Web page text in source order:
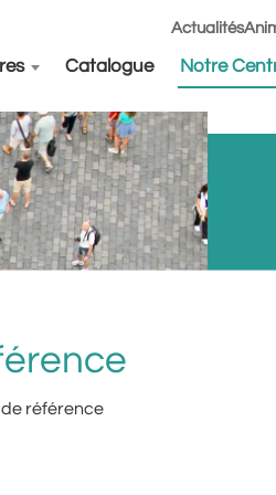
Actualités
Catalogue Notre
référence